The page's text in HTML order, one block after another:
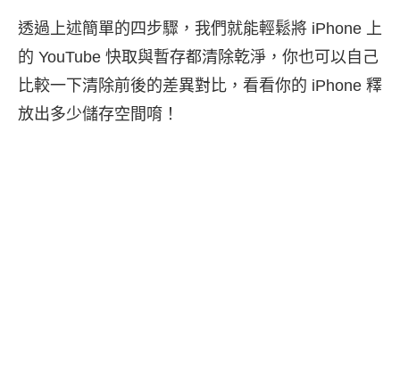
透過上述簡單的四步驟，我們就能輕鬆將 iPhone 上
的 YouTube 快取與暫存都清除乾淨，你也可以自己
比較一下清除前後的差異對比，看看你的 iPhone 釋
放出多少儲存空間唷！